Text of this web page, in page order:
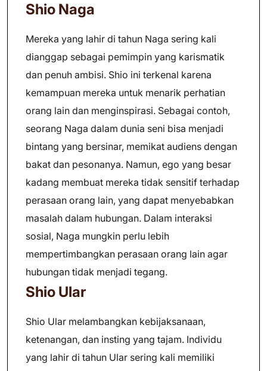
Shio Naga
Mereka yang lahir di tahun Naga sering kali
dianggap sebagai pemimpin yang karismatik
dan penuh ambisi. Shio ini terkenal karena
kemampuan mereka untuk menarik perhatian
orang lain dan menginspirasi. Sebagai contoh,
seorang Naga dalam dunia seni bisa menjadi
bintang yang bersinar, memikat audiens dengan
bakat dan pesonanya. Namun, ego yang besar
kadang membuat mereka tidak sensitif terhadap
perasaan orang lain, yang dapat menyebabkan
masalah dalam hubungan. Dalam interaksi
sosial, Naga mungkin perlu lebih
mempertimbangkan perasaan orang lain agar
hubungan tidak menjadi tegang.
Shio Ular
Shio Ular melambangkan kebijaksanaan,
ketenangan, dan insting yang tajam. Individu
yang lahir di tahun Ular sering kali memiliki